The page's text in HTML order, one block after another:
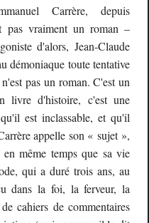
Carrère, depuis
pas vraiment un roman –
d'alors, Jean-Claude
démoniaque toute tentative
pas un roman. C'est un
livre d'histoire, c'est une
est inclassable, et qu'il
appelle son « sujet »,
en même temps que sa vie
qui a duré trois ans, au
dans la foi, la ferveur, la
cahiers de commentaires